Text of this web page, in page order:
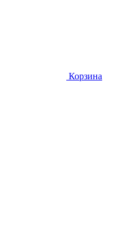
Корзина